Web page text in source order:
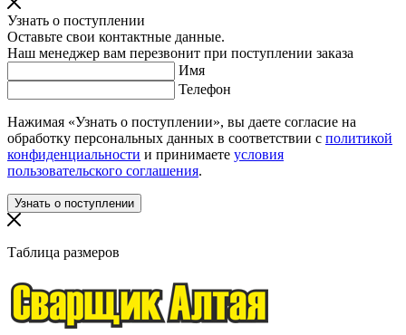
Узнать о поступлении
Оставьте свои контактные данные.
Наш менеджер вам перезвонит при поступлении заказа
Имя
Телефон
Нажимая «Узнать о поступлении», вы даете согласие на
обработку персональных данных в соответствии с политикой
конфиденциальности и принимаете условия
пользовательского соглашения.
Таблица размеров